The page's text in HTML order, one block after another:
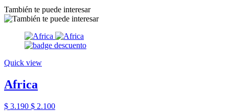
También te puede interesar
Quick view
Africa
$ 3.190 $ 2.100